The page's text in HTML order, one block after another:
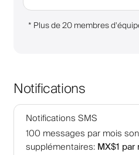
* Plus de 20 membres
Notifications
Notifications SMS
100 messages par mois
supplémentaires: MX$1 par